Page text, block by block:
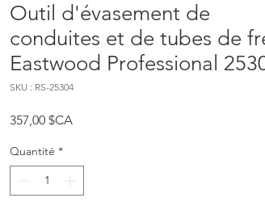
Outil d'évasement de
conduites et de tubes de
Eastwood Professional
SKU : RS-25304
357,00 $CAPrix
Quantité *